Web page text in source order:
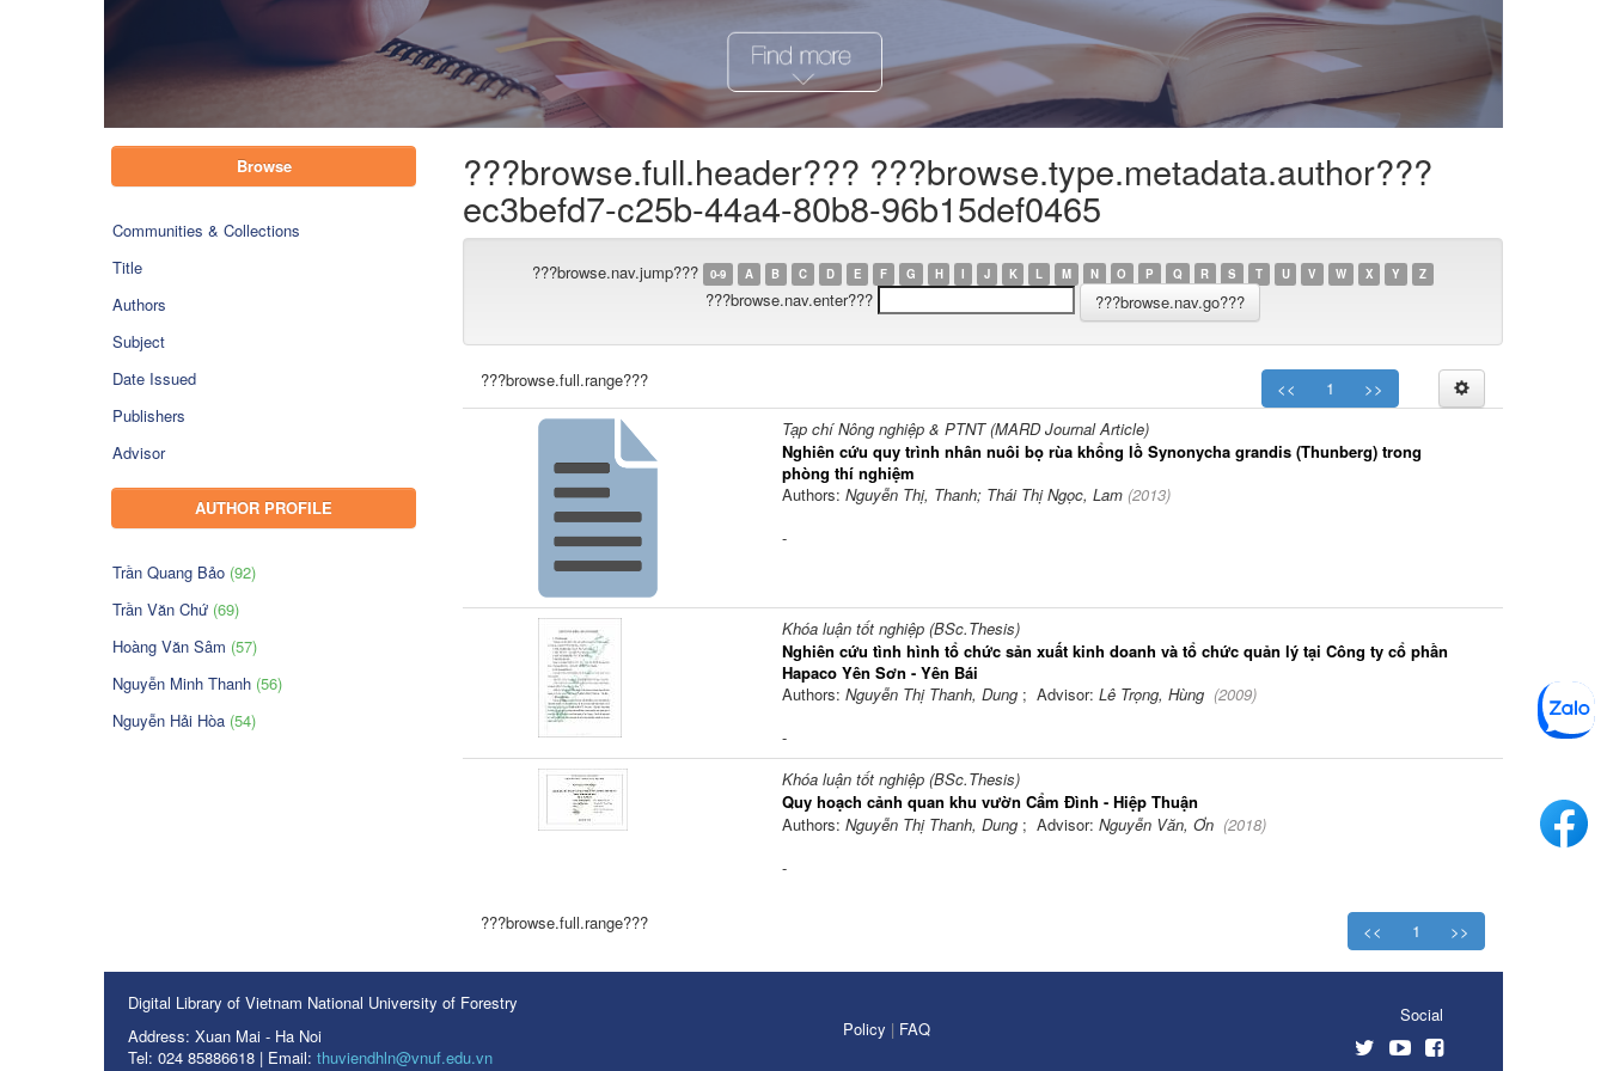
Browse
Communities & Collections
Title
Authors
Subject
Date Issued
Publishers
Advisor
AUTHOR PROFILE
Trần Quang Bảo (92)
Trần Văn Chứ (69)
Hoàng Văn Sâm (57)
Nguyễn Minh Thanh (56)
Nguyễn Hải Hòa (54)
???browse.full.header??? ???browse.type.metadata.author???
ec3befd7-c25b-44a4-80b8-96b15def0465
???browse.nav.jump??? 0-9 A B C D E F G H I J K L M N O P Q R S T U V W X Y Z
???browse.nav.enter???
???browse.full.range??? << 1
>>
Tạp chí Nông nghiệp & PTNT (MARD Journal Article)
Nghiên cứu quy trình nhân nuôi bọ rùa khổng lồ Synonycha grandis (Thunberg) trong
phòng thí nghiệm
Authors: Nguyễn Thị, Thanh; Thái Thị Ngọc, Lam(2013)
-
Khóa luận tốt nghiệp (BSc.Thesis)
Nghiên cứu tình hình tổ chức sản xuất kinh doanh và tổ chức quản lý tại Công ty cổ phần
Hapaco Yên Sơn - Yên Bái
Authors: Nguyễn Thị Thanh, Dung ; Advisor: Lê Trọng, Hùng (2009)
-
Khóa luận tốt nghiệp (BSc.Thesis)
Quy hoạch cảnh quan khu vườn Cẩm Đình - Hiệp Thuận
Authors: Nguyễn Thị Thanh, Dung ; Advisor: Nguyễn Văn, Ơn (2018)
-
???browse.full.range??? << 1 >>
Digital Library of Vietnam National University of Forestry
Address: Xuan Mai - Ha Noi
Tel: 024 85886618 | Email: thuviendhln@vnuf.edu.vn
Policy | FAQ
Social